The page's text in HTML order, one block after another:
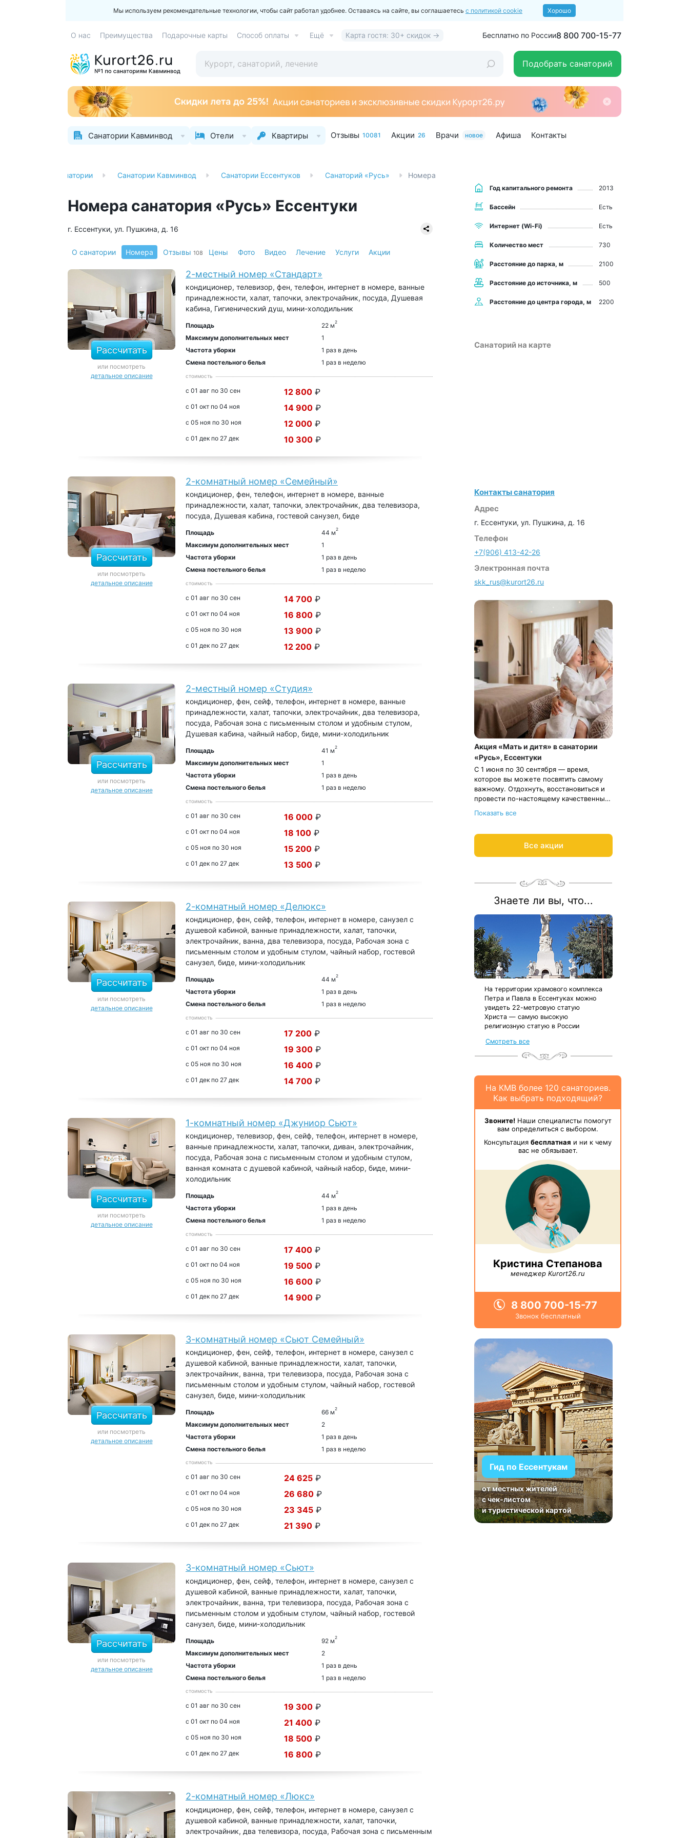
Мы используем рекомендательные технологии, чтобы сайт работал удобнее. Оставаясь на сайте, вы соглашаетесь с политикой cookie Хорошо
О нас Преимущества Подарочные карты Способ оплаты Ещё Карта гостя: 30+ скидок → Бесплатно по России8 800 700-15-77
Подобрать санаторий
Санатории Кавминвод Отели Квартиры Отзывы 10081 Акции 26 Врачи новое Афиша Контакты
Санатории Санатории Кавминвод Санатории Ессентуков Санаторий «Русь» Номера
Номера санатория «Русь» Ессентуки
г. Ессентуки, ул. Пушкина, д. 16
О санатории Номера Отзывы 108 Цены Фото Видео Лечение Услуги Акции
Рассчитать
или посмотреть
детальное описание
2-местный номер «Стандарт»
кондиционер, телевизор, фен, телефон, интернет в номере, ванные
принадлежности, халат, тапочки, электрочайник, посуда, Душевая
кабина, Гигиенический душ, мини-холодильник
Площадь 22 м2
Максимум дополнительных мест
1
Частота уборки
1 раз в день
Смена постельного белья
1 раз в неделю
стоимость
с 01 авг по 30 сен 12 800 ₽
с 01 окт по 04 ноя 14 900 ₽
с 05 ноя по 30 ноя 12 000 ₽
с 01 дек по 27 дек 10 300 ₽
Рассчитать
или посмотреть
детальное описание
2-комнатный номер «Семейный»
кондиционер, фен, телефон, интернет в номере, ванные
принадлежности, халат, тапочки, электрочайник, два телевизора,
посуда, Душевая кабина, гостевой санузел, биде
Площадь 44 м2
Максимум дополнительных мест
1
Частота уборки
1 раз в день
Смена постельного белья
1 раз в неделю
стоимость
с 01 авг по 30 сен 14 700 ₽
с 01 окт по 04 ноя 16 800 ₽
с 05 ноя по 30 ноя 13 900 ₽
с 01 дек по 27 дек 12 200 ₽
Рассчитать
или посмотреть
детальное описание
2-местный номер «Студия»
кондиционер, фен, сейф, телефон, интернет в номере, ванные
принадлежности, халат, тапочки, электрочайник, два телевизора,
посуда, Рабочая зона с письменным столом и удобным стулом,
Душевая кабина, чайный набор, биде, мини-холодильник
Площадь 41 м2
Максимум дополнительных мест
1
Частота уборки
1 раз в день
Смена постельного белья
1 раз в неделю
стоимость
с 01 авг по 30 сен 16 000 ₽
с 01 окт по 04 ноя 18 100 ₽
с 05 ноя по 30 ноя 15 200 ₽
с 01 дек по 27 дек 13 500 ₽
Рассчитать
или посмотреть
детальное описание
2-комнатный номер «Делюкс»
кондиционер, фен, сейф, телефон, интернет в номере, санузел с
душевой кабиной, ванные принадлежности, халат, тапочки,
электрочайник, ванна, два телевизора, посуда, Рабочая зона с
письменным столом и удобным стулом, чайный набор, гостевой
санузел, биде, мини-холодильник
Площадь 44 м2
Частота уборки
1 раз в день
Смена постельного белья
1 раз в неделю
стоимость
с 01 авг по 30 сен 17 200 ₽
с 01 окт по 04 ноя 19 300 ₽
с 05 ноя по 30 ноя 16 400 ₽
с 01 дек по 27 дек 14 700 ₽
Рассчитать
или посмотреть
детальное описание
1-комнатный номер «Джуниор Сьют»
кондиционер, телевизор, фен, сейф, телефон, интернет в номере,
ванные принадлежности, халат, тапочки, диван, электрочайник,
посуда, Рабочая зона с письменным столом и удобным стулом,
ванная комната с душевой кабиной, чайный набор, биде, мини-
холодильник
Площадь 44 м2
Частота уборки
1 раз в день
Смена постельного белья
1 раз в неделю
стоимость
с 01 авг по 30 сен 17 400 ₽
с 01 окт по 04 ноя 19 500 ₽
с 05 ноя по 30 ноя 16 600 ₽
с 01 дек по 27 дек 14 900 ₽
Рассчитать
или посмотреть
детальное описание
3-комнатный номер «Сьют Семейный»
кондиционер, фен, сейф, телефон, интернет в номере, санузел с
душевой кабиной, ванные принадлежности, халат, тапочки,
электрочайник, ванна, три телевизора, посуда, Рабочая зона с
письменным столом и удобным стулом, чайный набор, гостевой
санузел, биде, мини-холодильник
Площадь 66 м2
Максимум дополнительных мест
2
Частота уборки
1 раз в день
Смена постельного белья
1 раз в неделю
стоимость
с 01 авг по 30 сен 24 625 ₽
с 01 окт по 04 ноя 26 680 ₽
с 05 ноя по 30 ноя 23 345 ₽
с 01 дек по 27 дек 21 390 ₽
Рассчитать
или посмотреть
детальное описание
3-комнатный номер «Сьют»
кондиционер, фен, сейф, телефон, интернет в номере, санузел с
душевой кабиной, ванные принадлежности, халат, тапочки,
электрочайник, ванна, три телевизора, посуда, Рабочая зона с
письменным столом и удобным стулом, чайный набор, гостевой
санузел, биде, мини-холодильник
Площадь 92 м2
Максимум дополнительных мест
2
Частота уборки
1 раз в день
Смена постельного белья
1 раз в неделю
стоимость
с 01 авг по 30 сен 19 300 ₽
с 01 окт по 04 ноя 21 400 ₽
с 05 ноя по 30 ноя 18 500 ₽
с 01 дек по 27 дек 16 800 ₽
2-комнатный номер «Люкс»
кондиционер, фен, сейф, телефон, интернет в номере, санузел с
душевой кабиной, ванные принадлежности, халат, тапочки,
электрочайник, два телевизора, посуда, Рабочая зона с письменным
Год капитального ремонта 2013
Бассейн Есть
Интернет (Wi-Fi) Есть
Количество мест 730
Расстояние до парка, м 2100
Расстояние до источника, м 500
Расстояние до центра города, м 2200
Санаторий на карте
Контакты санатория
Адрес
г. Ессентуки, ул. Пушкина, д. 16
Телефон
+7(906) 413-42-26
Электронная почта
skk_rus@kurort26.ru
Акция «Мать и дитя» в санатории
«Русь», Ессентуки
С 1 июня по 30 сентября — время,
которое вы можете посвятить самому
важному. Отдохнуть, восстановиться и
провести по-настоящему качественные
дни вместе с ребёнком.
Условия акции:
санаторно-курортная путёвка «Детская
возраст ребенка от 4 до 14 лет
размещение ребенка на
дополнительном месте в номерах
основного гостя
Весь период проживания должен
Рассчитаем цену со скидкой и
забронируем отдых по
акции:8 800 700-15-77.
Показать все
Все акции
Знаете ли вы, что...
На территории храмового комплекса
Петра и Павла в Ессентуках можно
увидеть 22-метровую статую
Христа — самую высокую
религиозную статую в России
Смотреть все
На КМВ более 120 санаториев.
Как выбрать подходящий?
Звоните!Наши специалисты помогут
вам определиться с выбором.
Консультация бесплатная и ни к чему
вас не обязывает.
Кристина Степанова
менеджер Kurort26.ru
8 800 700-15-77
Звонок бесплатный
Гид по Ессентукам
от местных жителей
с чек-листом
и туристической картой